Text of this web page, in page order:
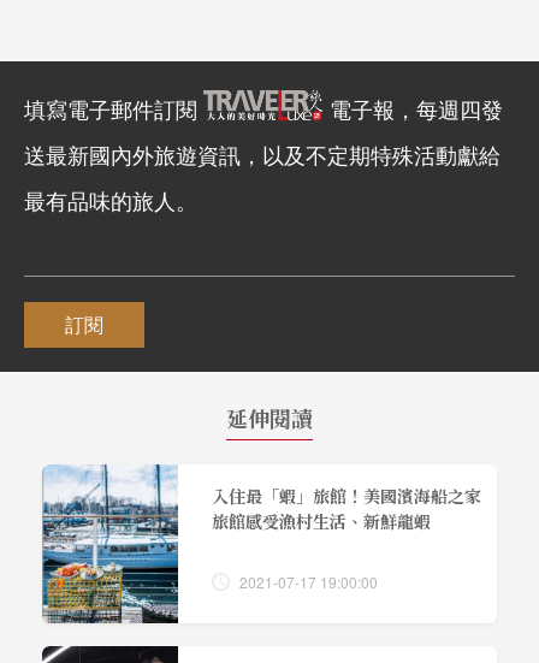
填寫電子郵件訂閱
電子報，每週四發
送最新國內外旅遊資訊，以及不定期特殊活動獻給
最有品味的旅人。
訂閱
延伸閱讀
入住最「蝦」旅館！美國濱海船之家
旅館感受漁村生活、新鮮龍蝦
2021-07-17 19:00:00